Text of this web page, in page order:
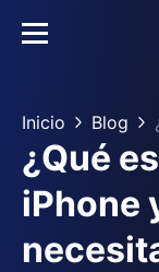
Inicio Blog
¿Qué
iPhone